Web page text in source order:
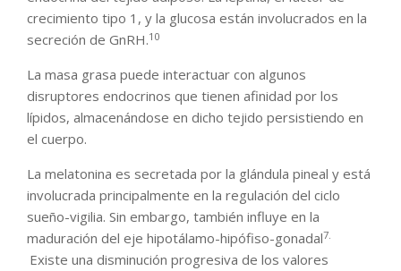
crecimiento tipo 1, y la glucosa están involucrados en la
secreción de GnRH.10
La masa grasa puede interactuar con algunos
disruptores endocrinos que tienen afinidad por los
lípidos, almacenándose en dicho tejido persistiendo en
el cuerpo.
La melatonina es secretada por la glándula pineal y está
involucrada principalmente en la regulación del ciclo
sueño-vigilia. Sin embargo, también influye en la
maduración del eje hipotálamo-hipófiso-gonadal7.
Existe una disminución progresiva de los valores